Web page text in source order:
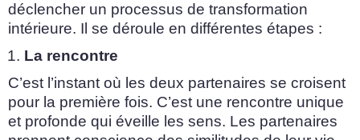
déclencher un processus de transformation
intérieure. Il se déroule en différentes étapes :
La rencontre
C’est l’instant où les deux partenaires se croisent
pour la première fois. C’est une rencontre unique
et profonde qui éveille les sens. Les partenaires